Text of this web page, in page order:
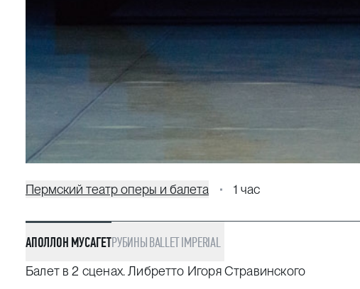
Пермский театр оперы и балета 1 час
АПОЛЛОН МУСАГЕТРУБИНЫBALLET IMPERIAL
Балет в 2 сценах. Либретто Игоря Стравинского